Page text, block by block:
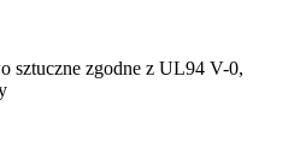
sztuczne zgodne z UL94 V-0,